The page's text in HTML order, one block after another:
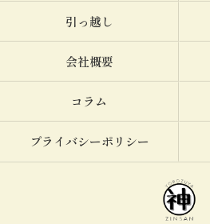
引っ越し
会社概要
コラム
プライバシーポリシー